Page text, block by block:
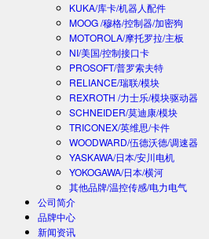
KUKA/库卡/机器人配件
MOOG /穆格/控制器/加密狗
MOTOROLA/摩托罗拉/主板
NI/美国/控制接口卡
PROSOFT/普罗索夫特
RELIANCE/瑞联/模块
REXROTH /力士乐/模块驱动器
SCHNEIDER/莫迪康/模块
TRICONEX/英维思/卡件
WOODWARD/伍德沃德/调速器
YASKAWA/日本/安川电机
YOKOGAWA/日本/横河
其他品牌/温控传感/电力电气
公司简介
品牌中心
新闻资讯